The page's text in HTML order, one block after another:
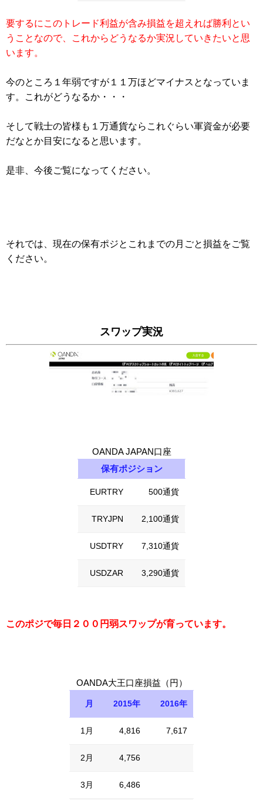
要するにこのトレード利益が含み損益を超えれば勝利とい
うことなので、これからどうなるか実況していきたいと思
います。
今のところ１年弱ですが１１万ほどマイナスとなっていま
す。これがどうなるか・・・
そして戦士の皆様も１万通貨ならこれぐらい軍資金が必要
だなとか目安になると思います。
是非、今後ご覧になってください。
それでは、現在の保有ポジとこれまでの月ごと損益をご覧
ください。
スワップ実況
OANDA JAPAN口座
保有ポジション
EURTRY 500通貨
TRYJPN 2,100通貨
USDTRY 7,310通貨
USDZAR 3,290通貨
このポジで毎日２００円弱スワップが育っています。
OANDA大王口座損益（円）
月 2015年 2016年
1月 4,816 7,617
2月 4,756
3月 6,486